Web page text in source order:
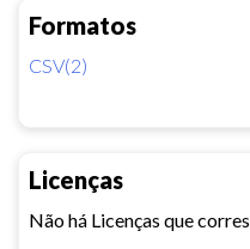
Formatos
CSV(2)
Licenças
Não há Licenças que